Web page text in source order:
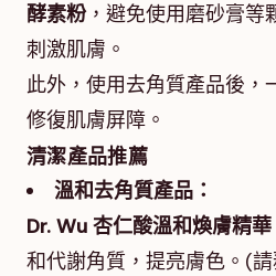
酵素粉，避免使用磨砂膏等
刺激肌膚。
此外，使用去角質產品後，
修復肌膚屏障。
清潔產品推薦
溫和去角質產品：
Dr. Wu 杏仁酸溫和煥膚精華
和代謝角質，提亮膚色。(